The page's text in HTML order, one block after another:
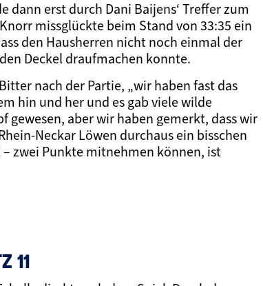
dann erst durch Dani Baijens‘ Treffer zum
missglückte beim Stand von 33:35 ein
den Hausherren nicht noch einmal der
Deckel draufmachen konnte.
nach der Partie, „wir haben fast das
hin und her und es gab viele wilde
gewesen, aber wir haben gemerkt, dass wir
Neckar Löwen durchaus ein bisschen
zwei Punkte mitnehmen können, ist
11